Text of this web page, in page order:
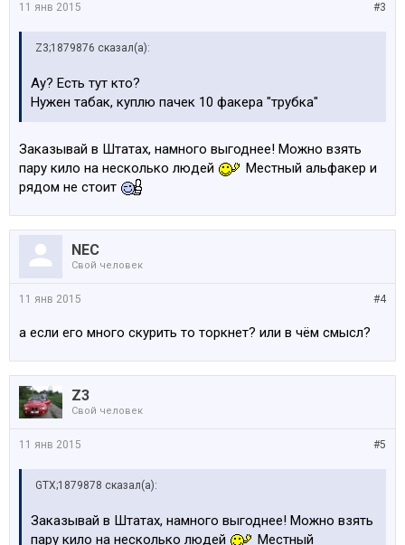
#3
11 янв 2015
Z3;1879876 сказал(а):
Ау? Есть тут кто?
Нужен табак, куплю пачек 10 факера "трубка"
Заказывай в Штатах, намного выгоднее! Можно взять
пару кило на несколько людей
Местный альфакер и
рядом не стоит
NEC
Свой человек
#4
11 янв 2015
а если его много скурить то торкнет? или в чём смысл?
Z3
Свой человек
#5
11 янв 2015
GTX;1879878 сказал(а):
Заказывай в Штатах, намного выгоднее! Можно взять
пару кило на несколько людей
Местный